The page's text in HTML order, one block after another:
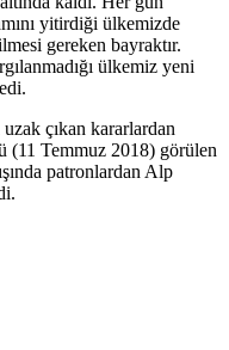
yitirdiği ülkemizde
gereken bayraktır.
ülkemiz yeni
çıkan kararlardan
(11 Temmuz 2018) görülen
patronlardan Alp